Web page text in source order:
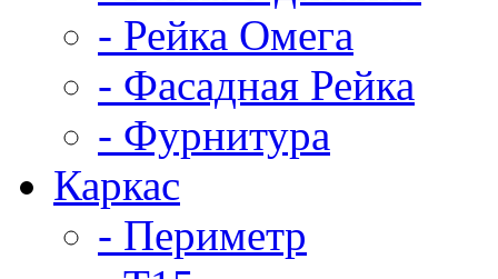
- Рейка Омега
- Фасадная Рейка
- Фурнитура
Каркас
- Периметр